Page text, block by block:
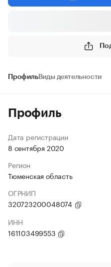
ПрофильВиды деятельности
Профиль
Дата регистрации
8 сентября 2020
Регион
Тюменская область
ОГРНИП
320723200048074
ИНН
161103499553